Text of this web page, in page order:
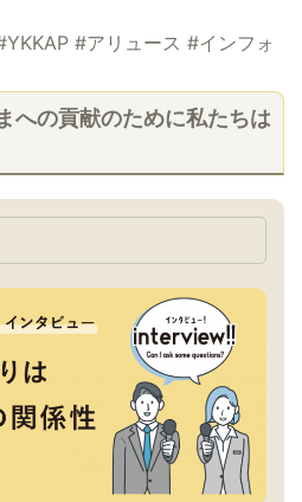
#アリュース #インフォ
への貢献のために私たちは